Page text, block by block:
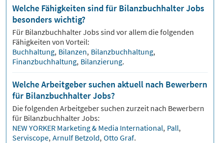
Welche Fähigkeiten sind für Bilanzbuchhalter Jobs
besonders wichtig?
Für BilanzbuchhalterJobs sind vor allem die folgenden
Fähigkeiten von Vorteil:
Buchhaltung, Bilanzen, Bilanzbuchhaltung,
Finanzbuchhaltung, Bilanzierung.
Welche Arbeitgeber suchen aktuell nach Bewerbern
für Bilanzbuchhalter Jobs?
Die folgenden Arbeitgeber suchen zurzeit nach Bewerbern
für BilanzbuchhalterJobs:
NEW YORKER Marketing & Media International, Pall,
Serviscope, Arnulf Betzold, Otto Graf.